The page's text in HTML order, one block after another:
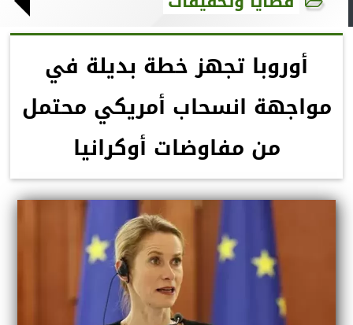
أوروبا تجهز خطة بديلة في
مواجهة انسحاب أمريكي محتمل
من مفاوضات أوكرانيا